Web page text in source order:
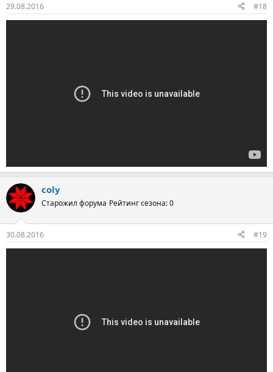
29.08.2016 #18
coly
Старожил форума Рейтинг сезона: 0
30.08.2016 #19